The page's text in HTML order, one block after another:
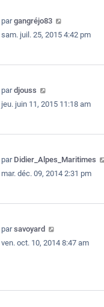
pargangréjo83
sam. juil. 25, 2015 4:42 pm
pardjouss
jeu. juin 11, 2015 11:18 am
par Didier_Alpes_Maritimes
mar. déc. 09, 2014 2:31 pm
parsavoyard
ven. oct. 10, 2014 8:47 am